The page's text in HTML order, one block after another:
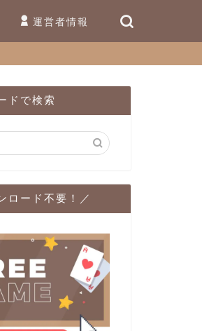
運営者情報
ドで検索
ロード不要！／